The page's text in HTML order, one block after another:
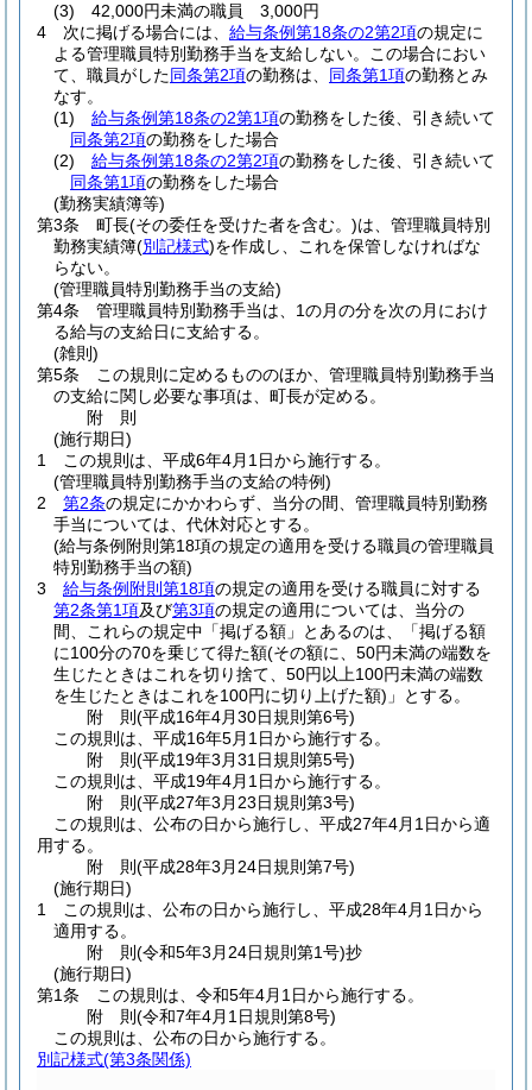
(3)
42,000円未満の職員 3,000円
4
次に掲げる場合には、 給与条例第18条の2第2項の規定に
よる管理職員特別勤務手当を支給しない。
この場合におい
て、職員がした同条第2項の勤務は、 同条第1項の勤務とみ
なす。
(1)
給与条例第18条の2第1項の勤務をした後、引き続いて
同条第2項の勤務をした場合
(2)
給与条例第18条の2第2項の勤務をした後、引き続いて
同条第1項の勤務をした場合
(勤務実績簿等)
第3条
町長(その委任を受けた者を含む。)は、管理職員特別
勤務実績簿(別記様式)を作成し、これを保管しなければな
らない。
(管理職員特別勤務手当の支給)
第4条
管理職員特別勤務手当は、1の月の分を次の月におけ
る給与の支給日に支給する。
(雑則)
第5条
この規則に定めるもののほか、管理職員特別勤務手当
の支給に関し必要な事項は、町長が定める。
附 則
(施行期日)
1
この規則は、平成6年4月1日から施行する。
(管理職員特別勤務手当の支給の特例)
2
第2条の規定にかかわらず、当分の間、管理職員特別勤務
手当については、代休対応とする。
(給与条例附則第18項の規定の適用を受ける職員の管理職員
特別勤務手当の額)
3
給与条例附則第18項の規定の適用を受ける職員に対する
第2条第1項及び第3項の規定の適用については、当分の
間、これらの規定中「掲げる額」とあるのは、「掲げる額
に100分の70を乗じて得た額(その額に、50円未満の端数を
生じたときはこれを切り捨て、50円以上100円未満の端数
を生じたときはこれを100円に切り上げた額) 」とする。
附 則(平成16年4月30日規則第6号)
この規則は、平成16年5月1日から施行する。
附 則(平成19年3月31日規則第5号)
この規則は、平成19年4月1日から施行する。
附 則(平成27年3月23日規則第3号)
この規則は、公布の日から施行し、平成27年4月1日から適
用する。
附 則(平成28年3月24日規則第7号)
(施行期日)
1
この規則は、公布の日から施行し、平成28年4月1日から
適用する。
附 則(令和5年3月24日規則第1号)抄
(施行期日)
第1条
この規則は、令和5年4月1日から施行する。
附 則(令和7年4月1日規則第8号)
この規則は、公布の日から施行する。
別記様式(第3条関係)